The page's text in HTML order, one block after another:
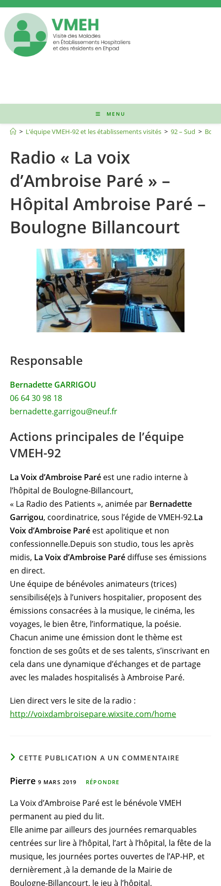
Skip
content
MENU
Radio La voix d’Ambroise Paré
> L’équipe VMEH-92 et les établissements visités > 92 – Sud >
Radio « La voix
d’Ambroise Paré » –
Hôpital Ambroise Paré –
Boulogne Billancourt
Responsable
Bernadette GARRIGOU
06 64 30 98 18
bernadette.garrigou@neuf.fr
Actions principales de l’équipe
VMEH-92
La Voix d’Ambroise Paré est une radio interne à
l’hôpital de Boulogne-Billancourt,
« La Radio des Patients », animée par Bernadette
Garrigou, coordinatrice, sous l’égide de VMEH-92.La
Voix d’Ambroise Paré est apolitique et non
confessionnelle.Depuis son studio, tous les après
midis, La Voix d’Ambroise Paré diffuse ses émissions
en direct.
Une équipe de bénévoles animateurs (trices)
sensibilisé(e)s à l’univers hospitalier, proposent des
émissions consacrées à la musique, le cinéma, les
voyages, le bien être, l’informatique, la poésie.
Chacun anime une émission dont le thème est
fonction de ses goûts et de ses talents, s’inscrivant en
cela dans une dynamique d’échanges et de partage
avec les malades hospitalisés à Ambroise Paré.
Lien direct vers le site de la radio :
http://voixdambroisepare.wixsite.com/home
CETTE PUBLICATION A UN COMMENTAIRE
Pierre 9 MARS 2019 RÉPONDRE
La Voix d’Ambroise Paré est le bénévole VMEH
permanent au pied du lit.
Elle anime par ailleurs des journées remarquables
centrées sur lire à l’hôpital, l’art à l’hôpital, la fête de la
musique, les journées portes ouvertes de l’AP-HP, et
dernièrement ,à la demande de la Mairie de
Boulogne-Billancourt, le jeu à l’hôpital.